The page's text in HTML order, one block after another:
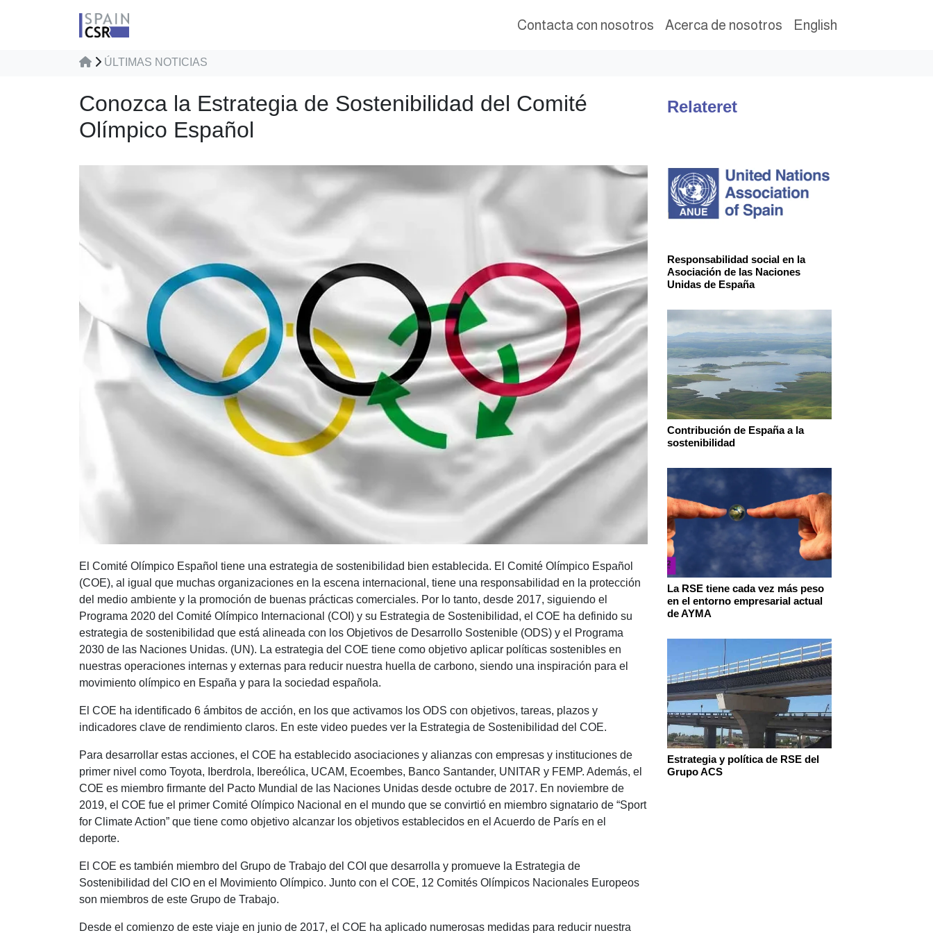
Contacta con nosotros Acerca de nosotros English
ÚLTIMAS NOTICIAS
Conozca la Estrategia de Sostenibilidad del Comité
Olímpico Español
El Comité Olímpico Español tiene una estrategia de sostenibilidad bien establecida. El Comité Olímpico Español
(COE), al igual que muchas organizaciones en la escena internacional, tiene una responsabilidad en la protección
del medio ambiente y la promoción de buenas prácticas comerciales. Por lo tanto, desde 2017, siguiendo el
Programa 2020 del Comité Olímpico Internacional (COI) y su Estrategia de Sostenibilidad, el COE ha definido su
estrategia de sostenibilidad que está alineada con los Objetivos de Desarrollo Sostenible (ODS) y el Programa
2030 de las Naciones Unidas. (UN). La estrategia del COE tiene como objetivo aplicar políticas sostenibles en
nuestras operaciones internas y externas para reducir nuestra huella de carbono, siendo una inspiración para el
movimiento olímpico en España y para la sociedad española.
El COE ha identificado 6 ámbitos de acción, en los que activamos los ODS con objetivos, tareas, plazos y
indicadores clave de rendimiento claros. En este video puedes ver la Estrategia de Sostenibilidad del COE.
Para desarrollar estas acciones, el COE ha establecido asociaciones y alianzas con empresas y instituciones de
primer nivel como Toyota, Iberdrola, Ibereólica, UCAM, Ecoembes, Banco Santander, UNITAR y FEMP. Además, el
COE es miembro firmante del Pacto Mundial de las Naciones Unidas desde octubre de 2017. En noviembre de
2019, el COE fue el primer Comité Olímpico Nacional en el mundo que se convirtió en miembro signatario de “Sport
for Climate Action” que tiene como objetivo alcanzar los objetivos establecidos en el Acuerdo de París en el
deporte.
El COE es también miembro del Grupo de Trabajo del COI que desarrolla y promueve la Estrategia de
Sostenibilidad del CIO en el Movimiento Olímpico. Junto con el COE, 12 Comités Olímpicos Nacionales Europeos
son miembros de este Grupo de Trabajo.
Desde el comienzo de este viaje en junio de 2017, el COE ha aplicado numerosas medidas para reducir nuestra
Relateret
Responsabilidad social en la
Asociación de las Naciones
Unidas de España
Contribución de España a la
sostenibilidad‌ ‌
La RSE tiene cada vez más peso
en el entorno empresarial actual
de AYMA
Estrategia y política de RSE del
Grupo ACS